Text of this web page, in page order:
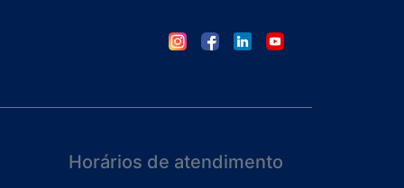
Horários de atendimento